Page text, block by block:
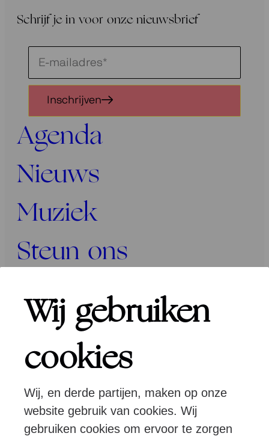
Wij gebruiken
cookies
Wij, en derde partijen, maken op onze
website gebruik van cookies. Wij
gebruiken cookies om ervoor te zorgen
Schrijf je in voor onze nieuwsbrief
Schrijf
voor
onze
nieuwsbrief
Inschrijven
Agenda
Nieuws
Muziek
Steun ons
Programma’s
Over ons
Programmeurs Contact